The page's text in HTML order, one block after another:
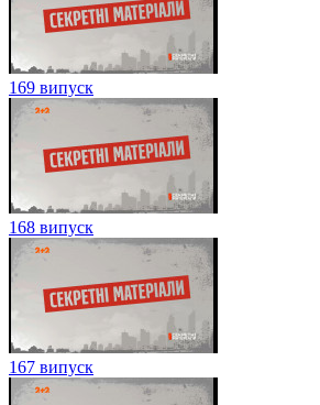
169 випуск
168 випуск
167 випуск